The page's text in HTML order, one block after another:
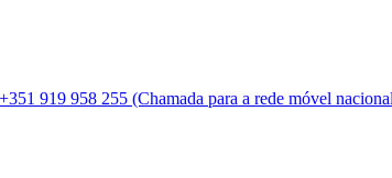
+351 919 958 255 (Chamada para a rede móvel